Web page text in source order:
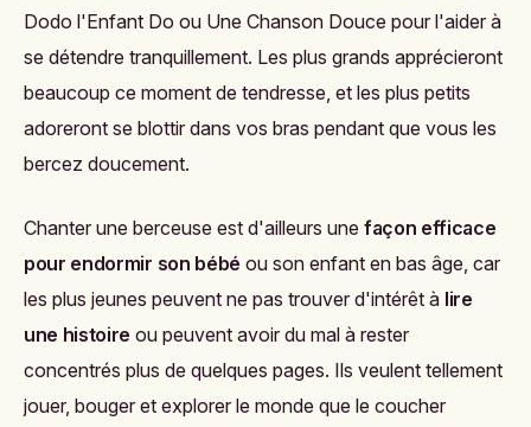
Dodo l'Enfant Do ou Une Chanson Douce pour l'aider à
se détendre tranquillement. Les plus grands apprécieront
beaucoup ce moment de tendresse, et les plus petits
adoreront se blottir dans vos bras pendant que vous les
bercez doucement.
Chanter une berceuse est d'ailleurs une façon efficace
pour endormir son bébé ou son enfant en bas âge, car
les plus jeunes peuvent ne pas trouver d'intérêt à lire
une histoire ou peuvent avoir du mal à rester
concentrés plus de quelques pages. Ils veulent tellement
jouer, bouger et explorer le monde que le coucher